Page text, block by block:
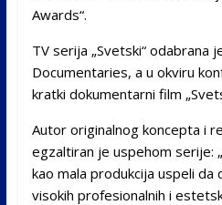
Awards“.
TV serija „Svetski“ odabrana
Documentaries, a u okviru
kratki dokumentarni film
Autor originalnog koncepta i
egzaltiran je uspehom serije:
kao mala produkcija uspeli
visokih profesionalnih i